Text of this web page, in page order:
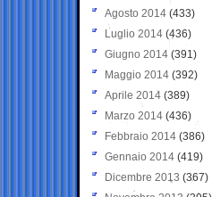
Agosto 2014 (433)
Luglio 2014 (436)
Giugno 2014 (391)
Maggio 2014 (392)
Aprile 2014 (389)
Marzo 2014 (436)
Febbraio 2014 (386)
Gennaio 2014 (419)
Dicembre 2013 (367)